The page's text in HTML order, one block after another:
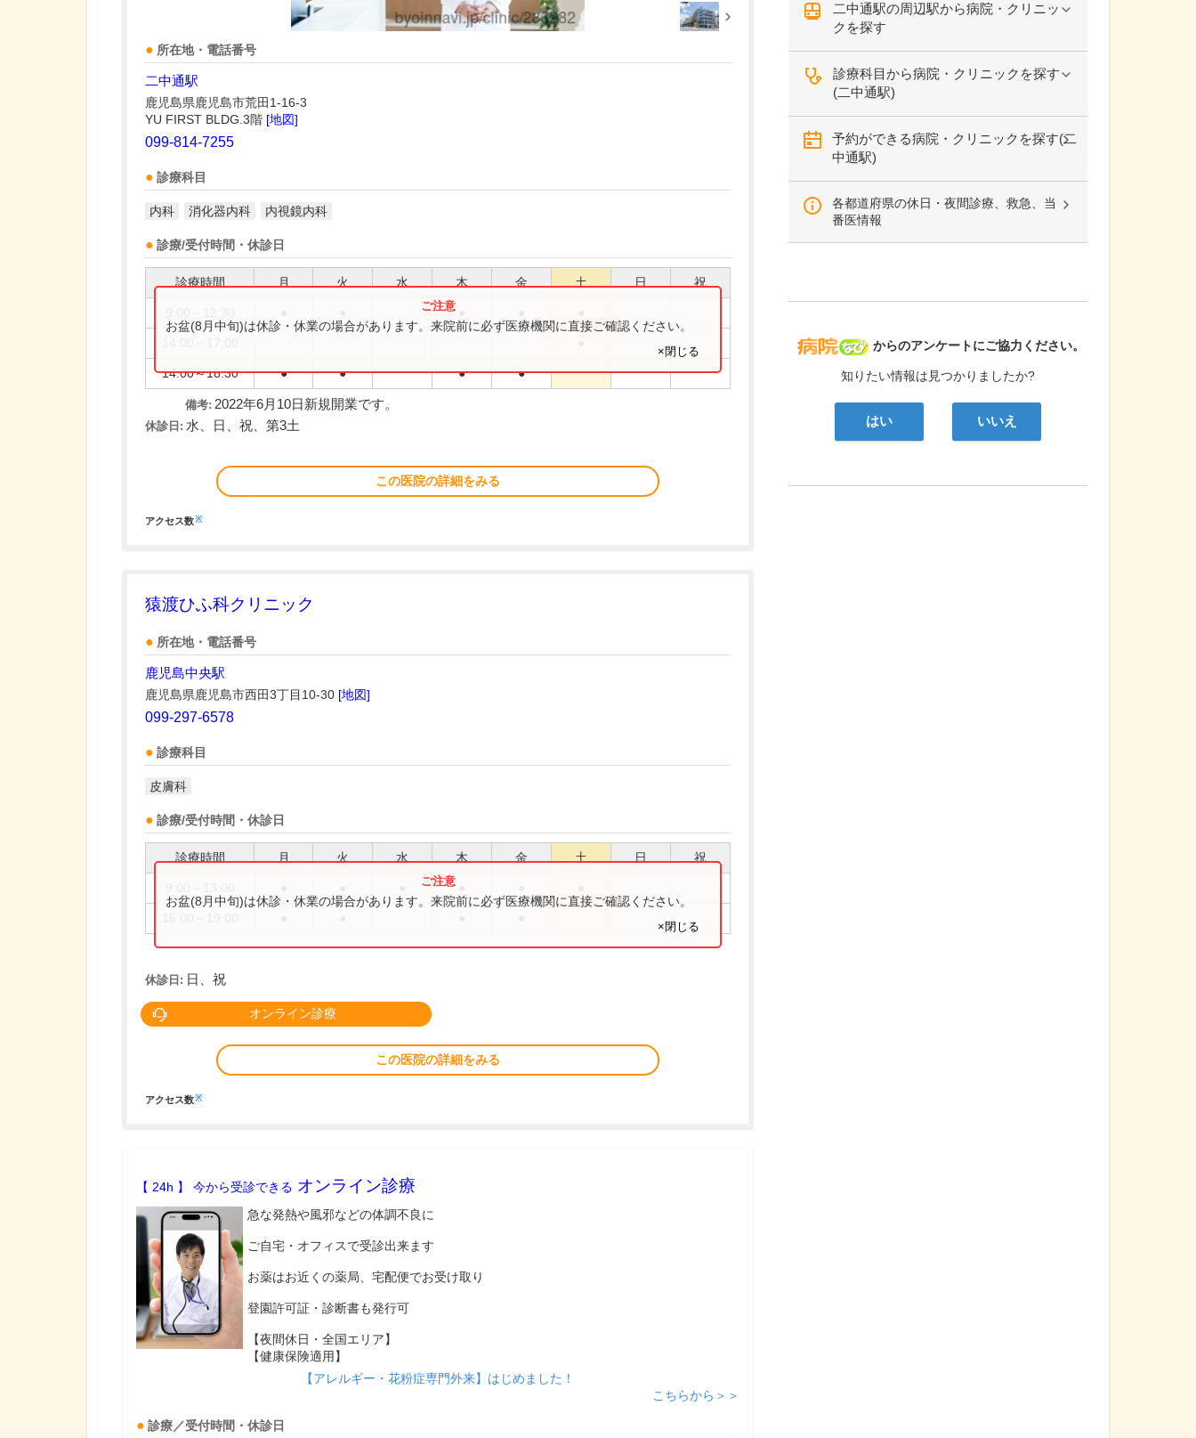
所在地・電話番号
二中通駅
鹿児島県鹿児島市荒田1-16-3
YU FIRST BLDG.3階 [地図]
099-814-7255
診療科目
内科 消化器内科 内視鏡内科
診療/受付時間・休診日
診療時間 月 火 水 木 金 土 日 祝
14:00～18:30 ● ● ● ●
お盆(8月中旬)は休診・休業の場合があります。来院前に必ず医療機関に直接ご確認ください。
×閉じる
備考: 2022年6月10日新規開業です。
休診日: 水、日、祝、第3土
この医院の詳細をみる
アクセス数※
猿渡ひふ科クリニック
所在地・電話番号
鹿児島中央駅
鹿児島県鹿児島市西田3丁目10-30 [地図]
099-297-6578
診療科目
皮膚科
診療/受付時間・休診日
診療時間 月 火 水 木 金 土 日 祝
お盆(8月中旬)は休診・休業の場合があります。来院前に必ず医療機関に直接ご確認ください。
×閉じる
休診日: 日、祝
オンライン診療
この医院の詳細をみる
アクセス数※
【 24h 】 今から受診できる オンライン診療
急な発熱や風邪などの体調不良に
ご自宅・オフィスで受診出来ます
お薬はお近くの薬局、宅配便でお受け取り
登園許可証・診断書も発行可
【夜間休日・全国エリア】
【健康保険適用】
【アレルギー・花粉症専門外来】はじめました！
こちらから＞＞
診療／受付時間・休診日
二中通駅の周辺駅から病院・クリニッ
クを探す
診療科目から病院・クリニックを探す
(二中通駅)
予約ができる病院・クリニックを探す(二
中通駅)
各都道府県の休日・夜間診療、救急、当
番医情報
病院なび
からのアンケートにご協力ください。
知りたい情報は見つかりましたか?
はい いいえ